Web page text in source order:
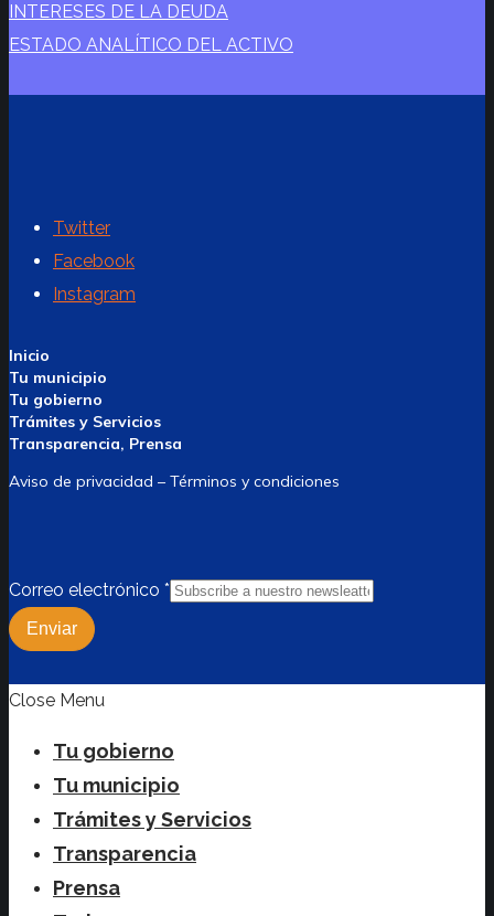
INTERESES DE LA DEUDA
ESTADO ANALÍTICO DEL ACTIVO
Twitter
Facebook
Instagram
Inicio
Tu municipio
Tu gobierno
Trámites y Servicios
Transparencia, Prensa
Aviso de privacidad – Términos y condiciones
Correo electrónico *
Enviar
Close Menu
Tu gobierno
Tu municipio
Trámites y Servicios
Transparencia
Prensa